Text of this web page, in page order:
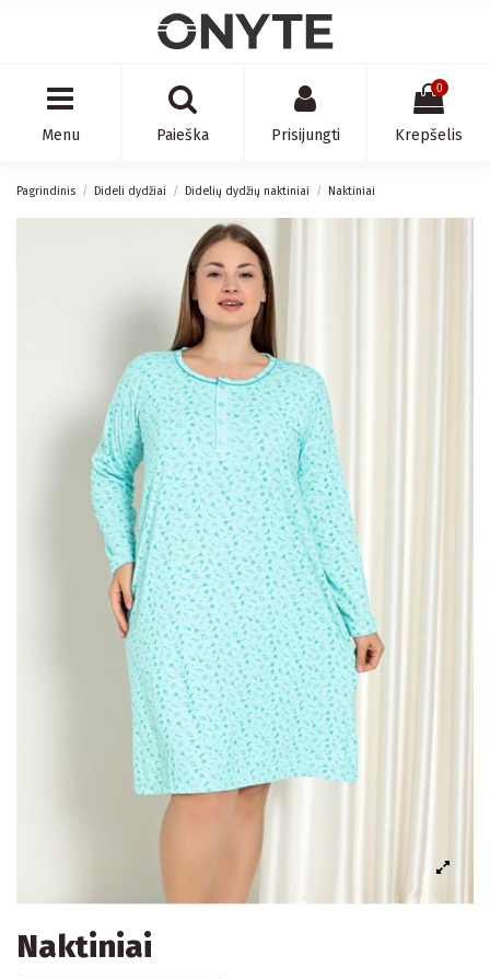
Menu Paieška Prisijungti
0
Krepšelis
Pagrindinis Dideli dydžiai Didelių dydžių naktiniai Naktiniai
Naktiniai